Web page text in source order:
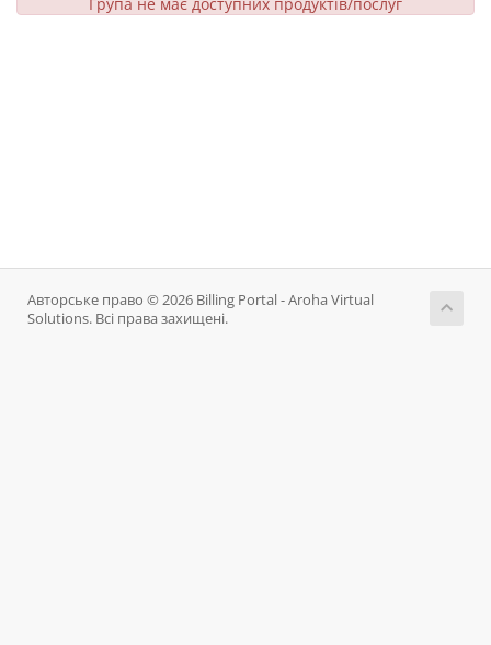
Авторське право © 2026 Billing Portal - Aroha Virtual
Solutions. Всі права захищені.